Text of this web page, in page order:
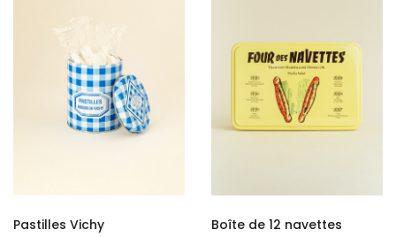
Pastilles Vichy Boîte de 12 navettes